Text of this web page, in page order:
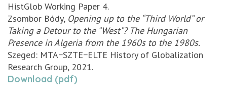
HistGlob Working Paper 4.
Zsombor Bódy, Opening up to the “Third World” or
Taking a Detour to the “West”? The Hungarian
Presence in Algeria from the 1960s to the 1980s.
Szeged: MTA−SZTE−ELTE History of Globalization
Research Group, 2021.
Download (pdf)